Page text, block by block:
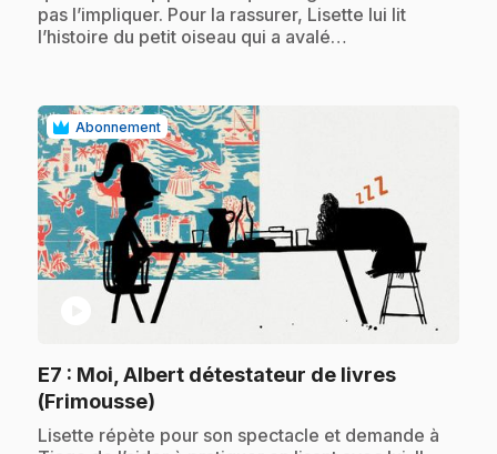
pas l’impliquer. Pour la rassurer, Lisette lui lit
l’histoire du petit oiseau qui a avalé…
Abonnement
E7 : Moi, Albert détestateur de livres
(Frimousse)
.Lisette répète pour son spectacle et demande à